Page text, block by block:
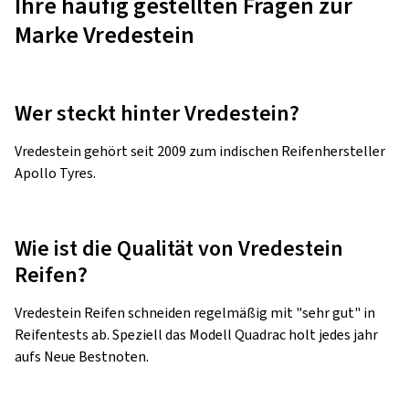
extremen Umgebungen bewiesen.
Ihre häufig gestellten Fragen zur
Marke Vredestein
Wer steckt hinter Vredestein?
Vredestein gehört seit 2009 zum indischen Reifenhersteller
Apollo Tyres.